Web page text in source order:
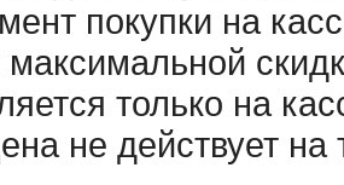
покупки на
только на
не действует